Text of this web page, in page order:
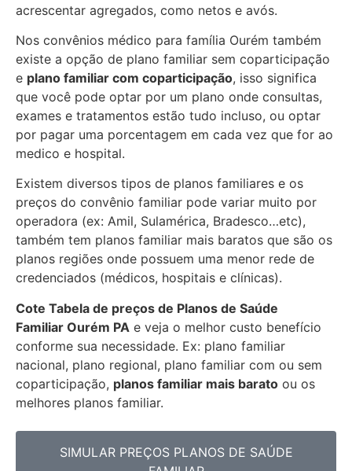
acrescentar agregados, como netos e avós.
Nos convênios médico para família Ourém também
existe a opção de plano familiar sem coparticipação
e plano familiar com coparticipação, isso significa
que você pode optar por um plano onde consultas,
exames e tratamentos estão tudo incluso, ou optar
por pagar uma porcentagem em cada vez que for ao
medico e hospital.
Existem diversos tipos de planos familiares e os
preços do convênio familiar pode variar muito por
operadora (ex: Amil, Sulamérica, Bradesco…etc),
também tem planos familiar mais baratos que são os
planos regiões onde possuem uma menor rede de
credenciados (médicos, hospitais e clínicas).
Cote Tabela de preços de Planos de Saúde
Familiar Ourém PA e veja o melhor custo benefício
conforme sua necessidade. Ex: plano familiar
nacional, plano regional, plano familiar com ou sem
coparticipação, planos familiar mais barato ou os
melhores planos familiar.
SIMULAR PREÇOS PLANOS DE SAÚDE